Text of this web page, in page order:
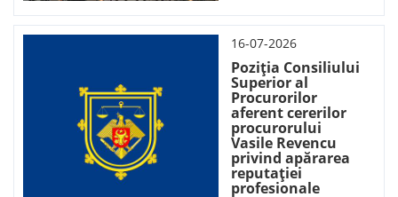
16-07-2026
Poziția Consiliului
Superior al
Procurorilor
aferent cererilor
procurorului
Vasile Revencu
privind apărarea
reputației
profesionale